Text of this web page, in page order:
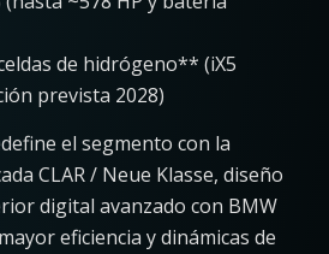
de hidrógeno** (iX5
prevista 2028)
el segmento con la
CLAR / Neue Klasse, diseño
digital avanzado con BMW
eficiencia y dinámicas de